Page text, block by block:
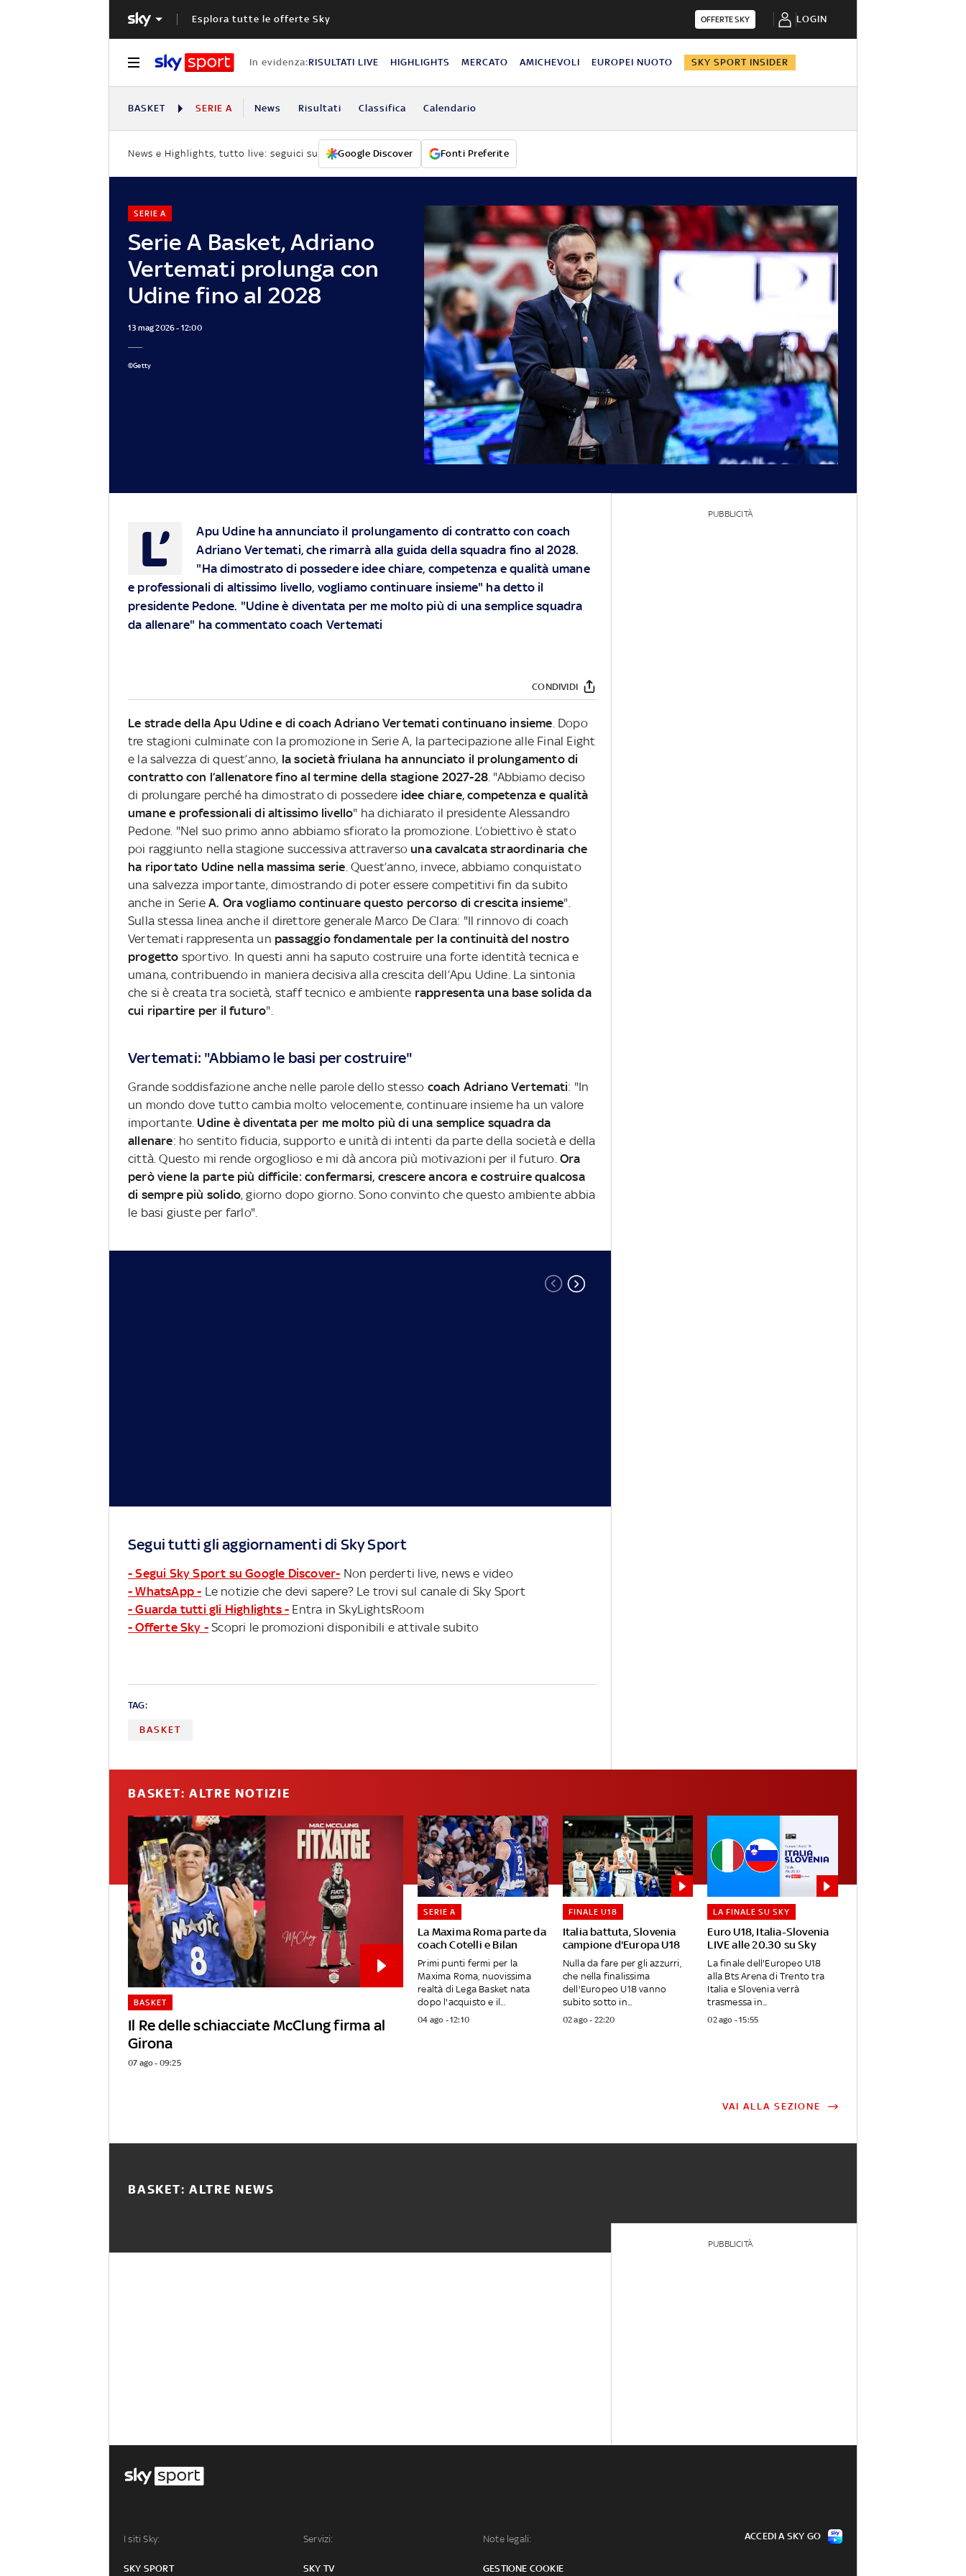
Esplora tutte le offerte Sky OFFERTE SKY LOGIN
In evidenza:RISULTATI LIVE HIGHLIGHTS MERCATO AMICHEVOLI EUROPEI NUOTO SKY SPORT INSIDER
BASKET SERIE A News Risultati Classifica Calendario
News e Highlights, tutto live: seguici su Google Discover Fonti Preferite
Serie A Basket, Adriano
Vertemati prolunga con
Udine fino al 2028
SERIE A
13 mag 2026 - 12:00
©Getty
L’
Apu Udine ha annunciato il prolungamento di contratto con coach
Adriano Vertemati, che rimarrà alla guida della squadra fino al 2028.
"Ha dimostrato di possedere idee chiare, competenza e qualità umane
e professionali di altissimo livello, vogliamo continuare insieme" ha detto il
presidente Pedone. "Udine è diventata per me molto più di una semplice squadra
da allenare" ha commentato coach Vertemati
CONDIVIDI
Le strade della Apu Udine e di coach Adriano Vertemati continuano insieme. Dopo
tre stagioni culminate con la promozione in Serie A, la partecipazione alle Final Eight
e la salvezza di quest’anno, la società friulana ha annunciato il prolungamento di
contratto con l’allenatore fino al termine della stagione 2027-28. "Abbiamo deciso
di prolungare perché ha dimostrato di possedere idee chiare, competenza e qualità
umane e professionali di altissimo livello" ha dichiarato il presidente Alessandro
Pedone. "Nel suo primo anno abbiamo sfiorato la promozione. L’obiettivo è stato
poi raggiunto nella stagione successiva attraversouna cavalcata straordinaria che
ha riportato Udine nella massima serie. Quest’anno, invece, abbiamo conquistato
una salvezza importante, dimostrando di poter essere competitivi fin da subito
anche in Serie A. Ora vogliamo continuare questo percorso di crescita insieme".
Sulla stessa linea anche il direttore generale Marco De Clara: "Il rinnovo di coach
Vertemati rappresenta un passaggio fondamentale per la continuità del nostro
progetto sportivo. In questi anni ha saputo costruire una forte identità tecnica e
umana, contribuendo in maniera decisiva alla crescita dell’Apu Udine. La sintonia
che si è creata tra società, staff tecnico e ambiente rappresenta una base solida da
cui ripartire per il futuro".
Vertemati: "Abbiamo le basi per costruire"
Grande soddisfazione anche nelle parole dello stesso coach Adriano Vertemati: "In
un mondo dove tutto cambia molto velocemente, continuare insieme ha un valore
importante. Udine è diventata per me molto più di una semplice squadra da
allenare: ho sentito fiducia, supporto e unità di intenti da parte della società e della
città. Questo mi rende orgoglioso e mi dà ancora più motivazioni per il futuro. Ora
però viene la parte più difficile: confermarsi, crescere ancora e costruire qualcosa
di sempre più solido, giorno dopo giorno. Sono convinto che questo ambiente abbia
le basi giuste per farlo".
Segui tutti gli aggiornamenti di Sky Sport
- Segui Sky Sport su Google Discover- Non perderti live, news e video
- WhatsApp - Le notizie che devi sapere? Le trovi sul canale di Sky Sport
- Guarda tutti gli Highlights - Entra in SkyLightsRoom
- Offerte Sky - Scopri le promozioni disponibili e attivale subito
TAG:
BASKET
PUBBLICITÀ
BASKET: ALTRE NOTIZIE
Il Re delle schiacciate McClung firma al
Girona
BASKET
07 ago - 09:25
La Maxima Roma parte da
coach Cotelli e Bilan
SERIE A
Primi punti fermi per la
Maxima Roma, nuovissima
realtà di Lega Basket nata
dopo l'acquisto e il...
04 ago - 12:10
Italia battuta, Slovenia
campione d'Europa U18
FINALE U18
Nulla da fare per gli azzurri,
che nella finalissima
dell'Europeo U18 vanno
subito sotto in...
02 ago - 22:20
Euro U18, Italia-Slovenia
LIVE alle 20.30 su Sky
LA FINALE SU SKY
La finale dell'Europeo U18
alla Bts Arena di Trento tra
Italia e Slovenia verrà
trasmessa in...
02 ago - 15:55
VAI ALLA SEZIONE
BASKET: ALTRE NEWS
PUBBLICITÀ
I siti Sky:
SKY SPORT
Servizi:
SKY TV
Note legali:
GESTIONE COOKIE
ACCEDI A SKY GO